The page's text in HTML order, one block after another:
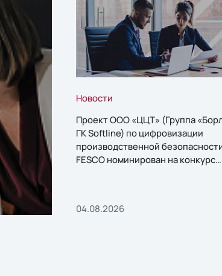
Новости
Проект ООО «ЦЦТ» (Группа
ГК Softline) по цифровизации
производственной
FESCO номинирован на конкурс
04.08.2026